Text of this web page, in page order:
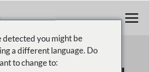
detected you might be
a different language. Do
to change to: